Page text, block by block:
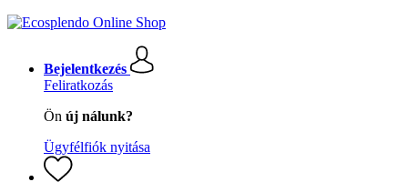
Bejelentkezés
Feliratkozás
Ön új nálunk?
Ügyfélfiók nyitása